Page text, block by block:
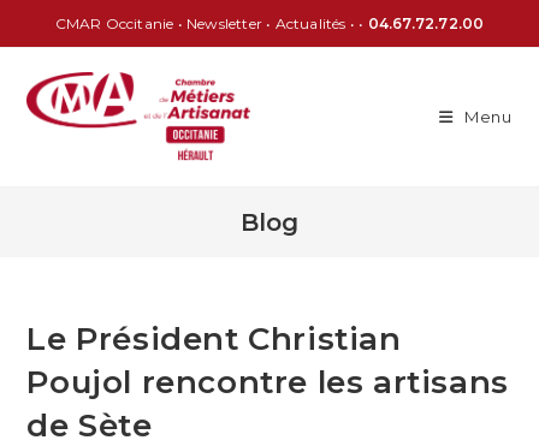
CMAR Occitanie • Newsletter • Actualités • • 04.67.72.72.00
Menu
Blog
Le Président Christian
Poujol rencontre les artisans
de Sète